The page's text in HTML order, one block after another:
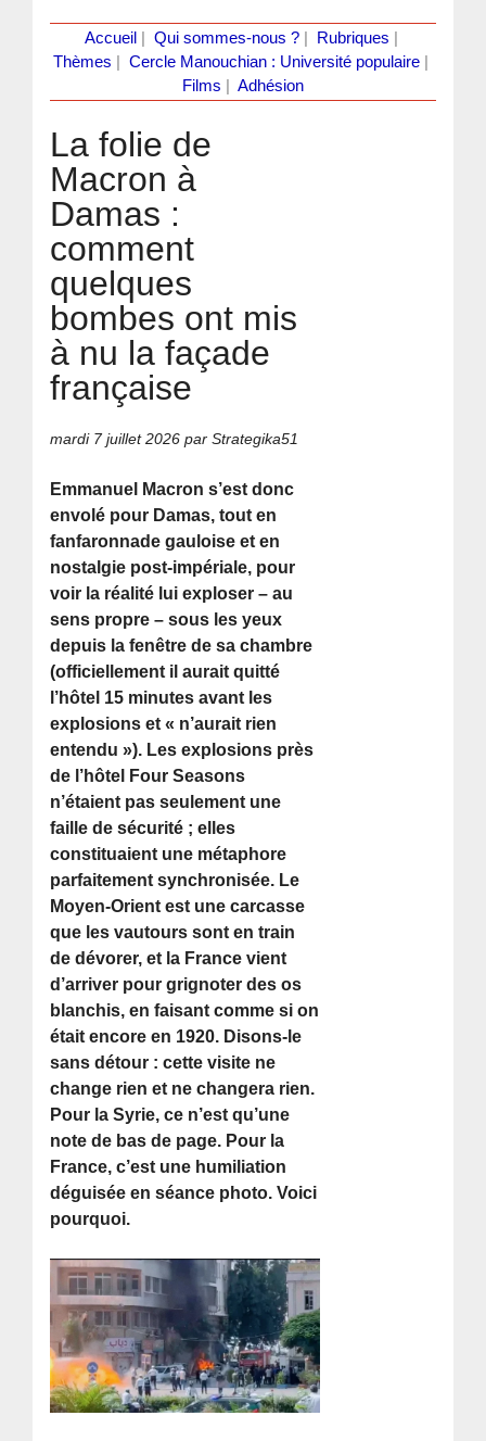
Accueil Qui sommes-nous ?| Rubriques
Thèmes
Cercle Manouchian : Université populaire
Films
Adhésion
La folie de
Macron à
Damas :
comment
quelques
bombes ont mis
à nu la façade
française
mardi 7 juillet 2026 par Strategika51
Emmanuel Macron s’est donc
envolé pour Damas, tout en
fanfaronnade gauloise et en
nostalgie post-impériale, pour
voir la réalité lui exploser – au
sens propre – sous les yeux
depuis la fenêtre de sa chambre
(officiellement il aurait quitté
l’hôtel 15 minutes avant les
explosions et « n’aurait rien
entendu »). Les explosions près
de l’hôtel Four Seasons
n’étaient pas seulement une
faille de sécurité ; elles
constituaient une métaphore
parfaitement synchronisée. Le
Moyen-Orient est une carcasse
que les vautours sont en train
de dévorer, et la France vient
d’arriver pour grignoter des os
blanchis, en faisant comme si on
était encore en 1920. Disons-le
sans détour : cette visite ne
change rien et ne changera rien.
Pour la Syrie, ce n’est qu’une
note de bas de page. Pour la
France, c’est une humiliation
déguisée en séance photo. Voici
pourquoi.